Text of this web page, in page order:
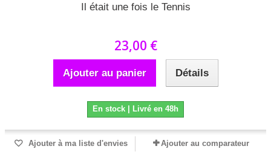
Il était une fois le Tennis
23,00 €
Ajouter au panier Détails
En stock | Livré en 48h
Ajouter à ma liste d'envies Ajouter au comparateur